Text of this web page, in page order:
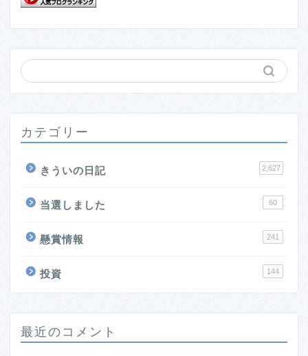
カテゴリー
きういの日記 2,627
当選しました 60
懸賞情報 241
投資 144
最近のコメント